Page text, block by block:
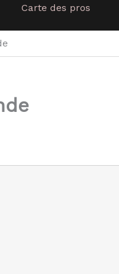
Carte des pros